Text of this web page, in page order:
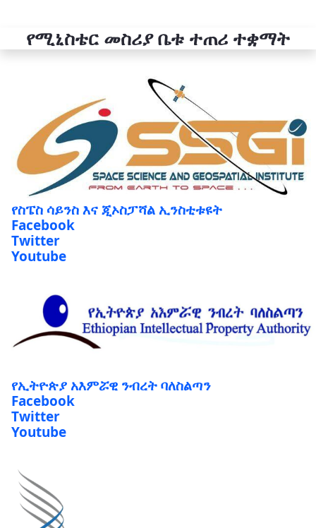
የሚኒስቴር መስሪያ ቤቱ ተጠሪ ተቋማት
የስፔስ ሳይንስ እና ጂኦስፓሻል ኢንስቲቱዩት
Facebook
Twitter
Youtube
የኢትዮጵያ አእምሯዊ ንብረት ባለስልጣን
Facebook
Twitter
Youtube